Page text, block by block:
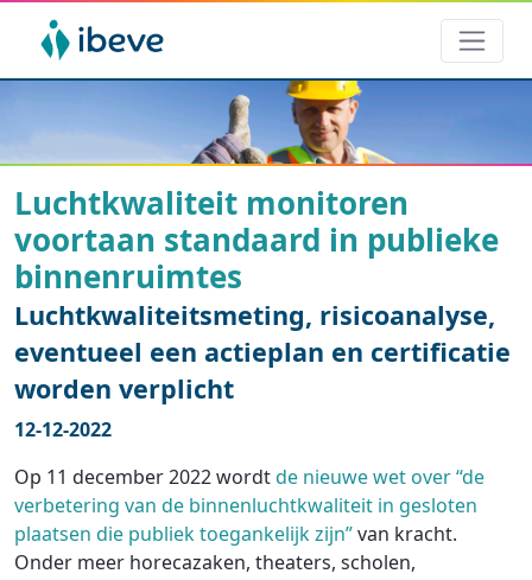
Luchtkwaliteit monitoren
voortaan standaard in publieke
binnenruimtes
Luchtkwaliteitsmeting, risicoanalyse,
eventueel een actieplan en certificatie
worden verplicht
12-12-2022
Op 11 december 2022 wordtde nieuwe wet over “de
verbetering van de binnenluchtkwaliteit in gesloten
plaatsen die publiek toegankelijk zijn”van kracht.
Onder meer horecazaken, theaters, scholen,